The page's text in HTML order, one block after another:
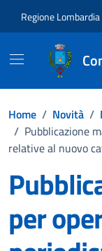
Regione Lombardia
Home / Novità /
/ Pubblicazione
relative al nuovo
per